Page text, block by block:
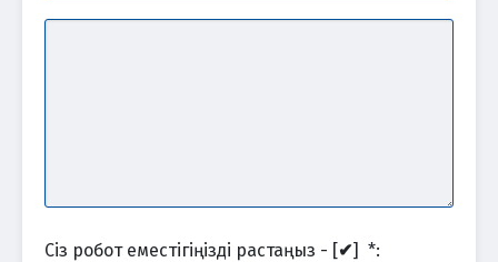
Сіз робот еместігіңізді растаңыз - [✔] *: